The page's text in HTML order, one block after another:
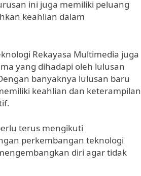
ini juga memiliki peluang
keahlian dalam
Rekayasa Multimedia juga
yang dihadapi oleh lulusan
banyaknya lulusan baru
keahlian dan keterampilan
terus mengikuti
perkembangan teknologi
diri agar tidak